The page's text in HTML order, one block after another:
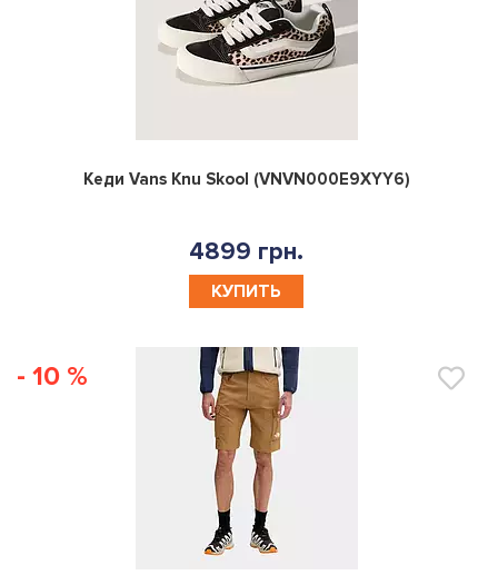
0
Кеди Vans Knu Skool (VNVN000E9XYY6)
4899 грн.
КУПИТЬ
- 10 %